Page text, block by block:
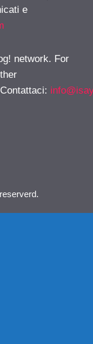
e
network. For
: